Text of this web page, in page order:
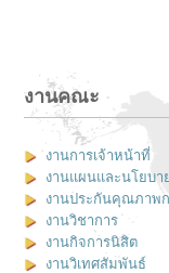
งานคณะ
งานการเจ้าหน้าที่
งานแผนและนโยบา
งานประกันคุณภาพ
งานวิชาการ
งานกิจการนิสิต
งานวิเทศสัมพันธ์